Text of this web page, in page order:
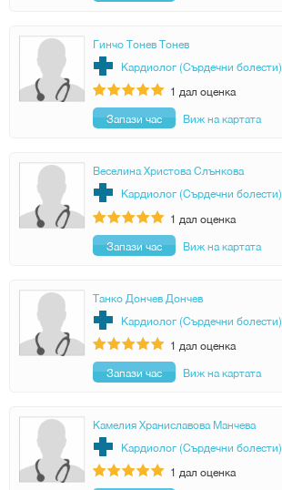
Гинчо Тонев Тонев
Кардиолог (Сърдечни болести)
1 дал оценка
Запази час
Виж на картата
Веселина Христова Слънкова
Кардиолог (Сърдечни болести)
1 дал оценка
Запази час
Виж на картата
Танко Дончев Дончев
Кардиолог (Сърдечни болести)
1 дал оценка
Запази час
Виж на картата
Камелия Храниславова Манчева
Кардиолог (Сърдечни болести)
1 дал оценка